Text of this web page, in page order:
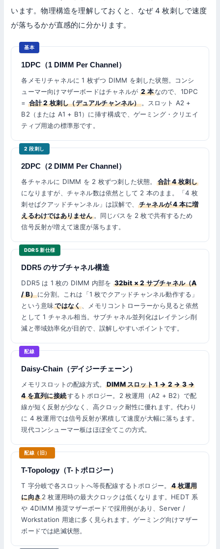
います。物理構造を理解しておくと、なぜ 4 枚刺しで速度
が落ちるかが直感的に分かります。
基本
1DPC（1 DIMM Per Channel）
各メモリチャネルに 1 枚ずつ DIMM を刺した状態。コンシ
ューマー向けマザーボードはチャネルが2 本なので、1DPC
= 合計 2 枚刺し（デュアルチャンネル）。スロット A2 +
B2（または A1 + B1）に挿す構成で、ゲーミング・クリエイ
ティブ用途の標準形です。
2 段刺し
2DPC（2 DIMM Per Channel）
各チャネルに DIMM を 2 枚ずつ刺した状態。
合計 4 枚刺し
になりますが、チャネル数は依然として 2 本のまま。「4 枚
刺せばクアッドチャンネル」は誤解で、チャネルが 4 本に増
えるわけではありません。同じバスを 2 枚で共有するため
信号反射が増えて速度が落ちます。
DDR5 新仕様
DDR5 のサブチャネル構造
DDR5 は 1 枚の DIMM 内部を 32bit × 2 サブチャネル（A
/ B）に分割。これは「1 枚でクアッドチャンネル動作する」
という意味ではなく
、メモリコントローラーから見ると依然
として 1 チャネル相当。サブチャネル並列化はレイテンシ削
減と帯域効率化が目的で、誤解しやすいポイントです。
配線
Daisy-Chain（デイジーチェーン）
メモリスロットの配線方式。DIMM スロット 1 → 2 → 3 →
4 を直列に接続するトポロジー。2 枚運用（A2 + B2）で配
線が短く反射が少なく、高クロック耐性に優れます。代わり
に 4 枚運用では信号反射が累積して速度が大幅に落ちます。
現代コンシューマー板はほぼ全てこの方式。
配線（旧）
T-Topology（T-トポロジー）
T 字分岐で各スロットへ等長配線するトポロジー。4 枚運用
に向き2 枚運用時の最大クロックは低くなります。HEDT 系
や 4DIMM 推奨マザーボードで採用例があり、Server /
Workstation 用途に多く見られます。ゲーミング向けマザー
ボードでは絶滅状態。